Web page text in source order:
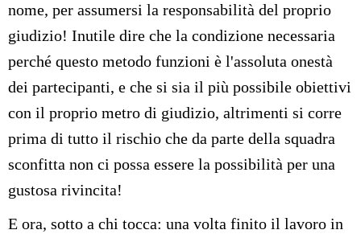
nome, per assumersi la responsabilità del proprio
giudizio! Inutile dire che la condizione necessaria
perché questo metodo funzioni è l'assoluta onestà
dei partecipanti, e che si sia il più possibile obiettivi
con il proprio metro di giudizio, altrimenti si corre
prima di tutto il rischio che da parte della squadra
sconfitta non ci possa essere la possibilità per una
gustosa rivincita!
E ora, sotto a chi tocca: una volta finito il lavoro in